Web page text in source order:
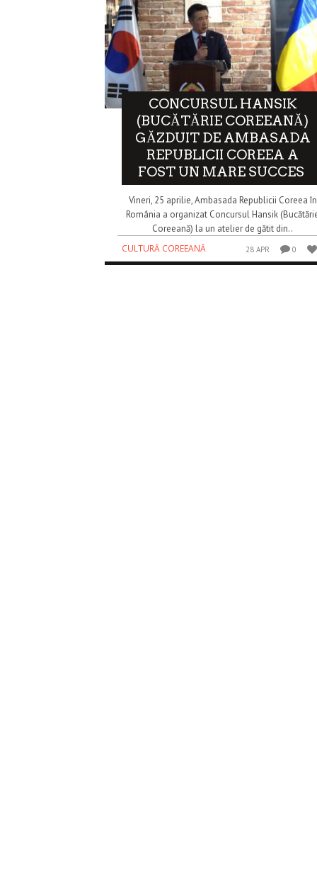
CONCURSUL HANSIK
(BUCĂTĂRIE COREEANĂ)
GĂZDUIT DE AMBASADA
REPUBLICII COREEA A
FOST UN MARE SUCCES
Vineri, 25 aprilie, Ambasada Republicii Coreea în
România a organizat Concursul Hansik
Coreeană) la un atelier de gătit din..
CULTURĂ COREEANĂ
28 APR 0